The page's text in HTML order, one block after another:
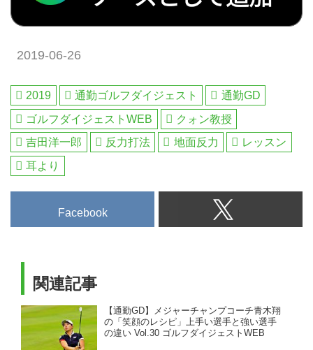
へ行こうWEB by ゴルフダイジェ
スト
だけのお得なメンバーシップ情
報。初心者・アベレージから上級
ト・ゴルフへ行こうWEB by ゴル
フダイジェスト
2019-06-26
2019 通勤ゴルフダイジェスト
通勤GD
ゴルフダイジェストWEB
クォン教授
吉田洋一郎
反力打法 地面反力
レッスン
耳より
Facebook
関連記事
【通勤GD】メジャーチャンプコーチ青木翔
の「笑顔のレシピ」上手い選手と強い選手
の違い Vol.30 ゴルフダイジェストWEB